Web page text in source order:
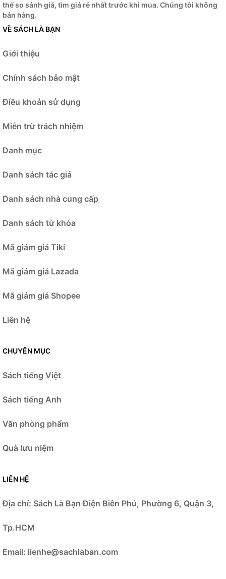
thể so sánh giá, tìm giá rẻ nhất trước khi mua. Chúng tôi không
bán hàng.
VỀ SÁCH LÀ BẠN
Giới thiệu
Chính sách bảo mật
Điều khoản sử dụng
Miễn trừ trách nhiệm
Danh mục
Danh sách tác giả
Danh sách nhà cung cấp
Danh sách từ khóa
Mã giảm giá Tiki
Mã giảm giá Lazada
Mã giảm giá Shopee
Liên hệ
CHUYÊN MỤC
Sách tiếng Việt
Sách tiếng Anh
Văn phòng phẩm
Quà lưu niệm
LIÊN HỆ
Địa chỉ: Sách Là Bạn Điện Biên Phủ, Phường 6, Quận 3,
Tp.HCM
Email: lienhe@sachlaban.com